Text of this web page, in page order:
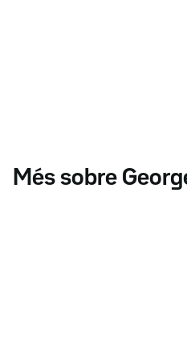
Més sobre